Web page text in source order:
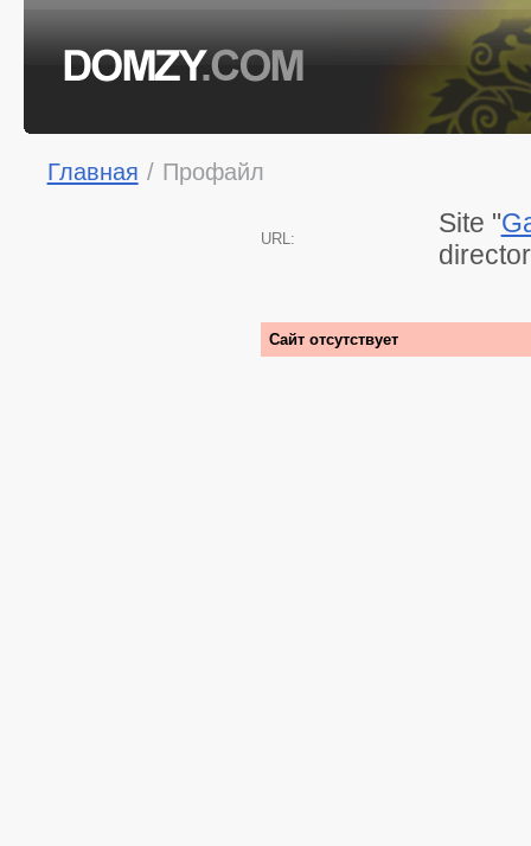
Главная / Профайл
URL:
Site "
Сайт отсутствует